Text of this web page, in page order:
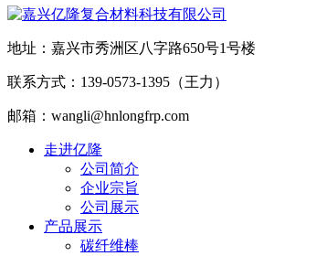
地址：嘉兴市秀洲区八字路650号1号楼
联系方式：139-0573-1395（王力）
邮箱：wangli@hnlongfrp.com
走进亿隆
公司简介
企业宗旨
公司展示
产品展示
碳纤维棒